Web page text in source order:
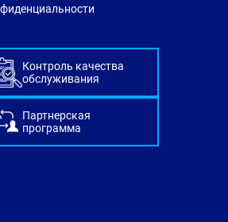
Контроль качества
обслуживания
Партнерская
программа